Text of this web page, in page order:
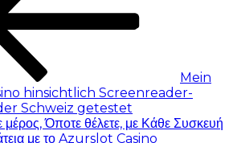
Mein
hinsichtlich Screenreader-
Schweiz getestet
μέρος, Όποτε θέλετε, με Κάθε Συσκευή
με το Azurslot Casino